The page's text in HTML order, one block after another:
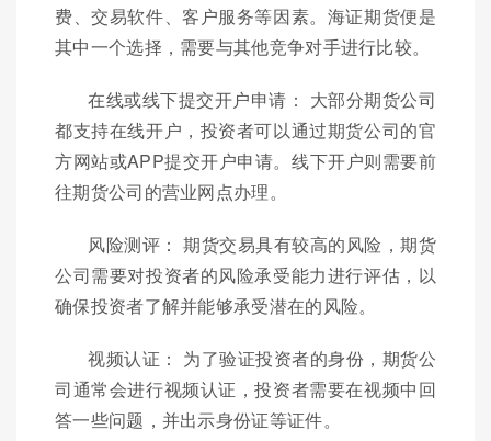
费、交易软件、客户服务等因素。海证期货便是
其中一个选择，需要与其他竞争对手进行比较。
在线或线下提交开户申请： 大部分期货公司
都支持在线开户，投资者可以通过期货公司的官
方网站或APP提交开户申请。线下开户则需要前
往期货公司的营业网点办理。
风险测评： 期货交易具有较高的风险，期货
公司需要对投资者的风险承受能力进行评估，以
确保投资者了解并能够承受潜在的风险。
视频认证： 为了验证投资者的身份，期货公
司通常会进行视频认证，投资者需要在视频中回
答一些问题，并出示身份证等证件。